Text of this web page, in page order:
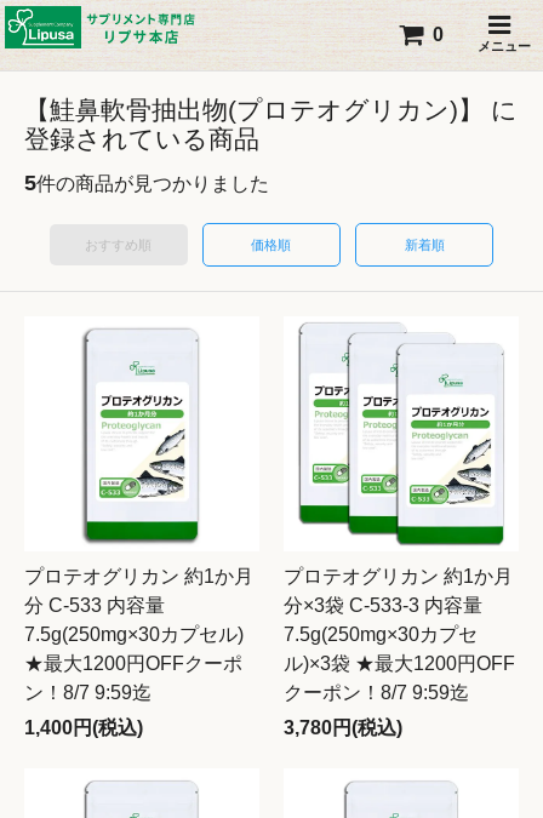
メニュー
0
【鮭鼻軟骨抽出物(プロテオグリカン)】 に
登録されている商品
5件の商品が見つかりました
おすすめ順 価格順 新着順
プロテオグリカン 約1か月
分 C-533 内容量
7.5g(250mg×30カプセル)
★最大1200円OFFクーポ
ン！8/7 9:59迄
1,400円(税込)
プロテオグリカン 約1か月
分×3袋 C-533-3 内容量
7.5g(250mg×30カプセ
ル)×3袋 ★最大1200円OFF
クーポン！8/7 9:59迄
3,780円(税込)